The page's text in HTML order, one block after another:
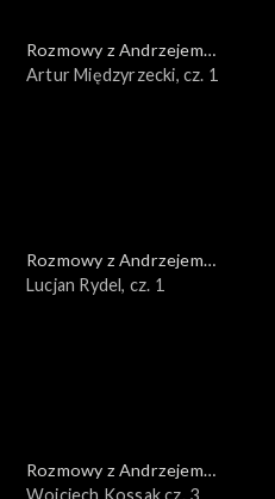
Rozmowy z Andrzejem
Doboszem
Artur Międzyrzecki, cz. 1
Rozmowy z Andrzejem
Doboszem
Lucjan Rydel, cz. 1
Rozmowy z Andrzejem
Doboszem
Wojciech Kossak cz. 3